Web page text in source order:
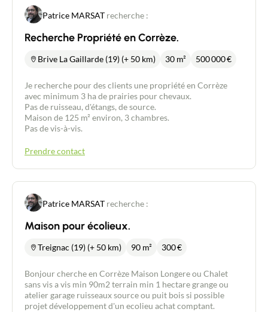
Patrice MARSAT recherche :
Recherche Propriété en Corrèze.
Brive La Gaillarde (19) (+ 50 km) 30 m² 500 000€
Je recherche pour des clients une propriété en Corrèze
avec minimum 3 ha de prairies pour chevaux.
Pas de ruisseau, d'étangs, de source.
Maison de 125 m² environ, 3 chambres.
Pas de vis-à-vis.
Prendre contact
Patrice MARSAT recherche :
Maison pour écolieux.
Treignac (19) (+ 50 km) 90 m² 300€
Bonjour cherche en Corrèze Maison Longere ou Chalet
sans vis a vis min 90m2 terrain min 1 hectare grange ou
atelier garage ruisseaux source ou puit bois si possible
projet développement d'un ecolieu achat comptant.